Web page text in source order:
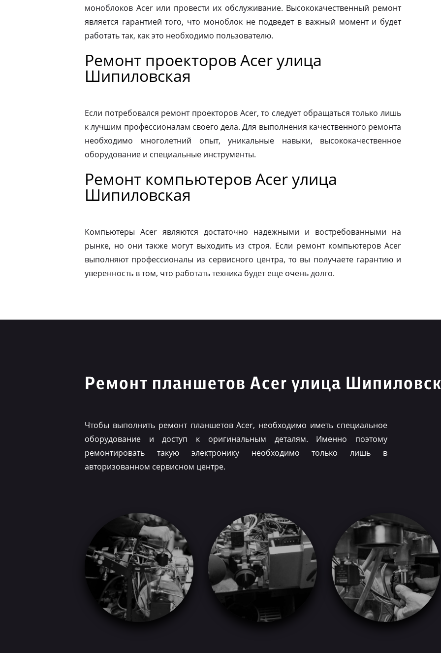
моноблоков Acer или провести их обслуживание. Высококачественный ремонт
является гарантией того, что моноблок не подведет в важный момент и будет
работать так, как это необходимо пользователю.
Ремонт проекторов Acer улица
Шипиловская
Если потребовался ремонт проекторов Acer, то следует обращаться только лишь
к лучшим профессионалам своего дела. Для выполнения качественного ремонта
необходимо многолетний опыт, уникальные навыки, высококачественное
оборудование и специальные инструменты.
Ремонт компьютеров Acer улица
Шипиловская
Компьютеры Acer являются достаточно надежными и востребованными на
рынке, но они также могут выходить из строя. Если ремонт компьютеров Acer
выполняют профессионалы из сервисного центра, то вы получаете гарантию и
уверенность в том, что работать техника будет еще очень долго.
Ремонт планшетов Acer улица
Чтобы выполнить ремонт планшетов Acer, необходимо иметь специальное
оборудование и доступ к оригинальным деталям. Именно поэтому
ремонтировать такую электронику необходимо только лишь в
авторизованном сервисном центре.